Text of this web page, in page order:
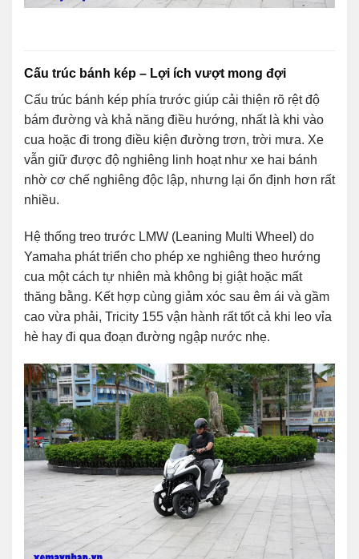
Cấu trúc bánh kép – Lợi ích vượt mong đợi
Cấu trúc bánh kép phía trước giúp cải thiện rõ rệt độ
bám đường và khả năng điều hướng, nhất là khi vào
cua hoặc đi trong điều kiện đường trơn, trời mưa. Xe
vẫn giữ được độ nghiêng linh hoạt như xe hai bánh
nhờ cơ chế nghiêng độc lập, nhưng lại ổn định hơn rất
nhiều.
Hệ thống treo trước LMW (Leaning Multi Wheel) do
Yamaha phát triển cho phép xe nghiêng theo hướng
cua một cách tự nhiên mà không bị giật hoặc mất
thăng bằng. Kết hợp cùng giảm xóc sau êm ái và gầm
cao vừa phải, Tricity 155 vận hành rất tốt cả khi leo vỉa
hè hay đi qua đoạn đường ngập nước nhẹ.